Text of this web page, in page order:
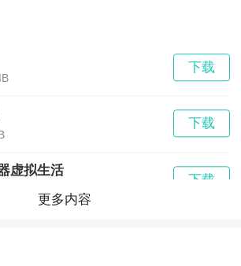
戏。高中运动会狂徒！落实女出纳职
学金在这所高中的孩子收银游戏真正
年高中女生出纳临！
戏，并有机会利用银行管理，时间管
下载
下载
虚拟生活
下载
更多内容